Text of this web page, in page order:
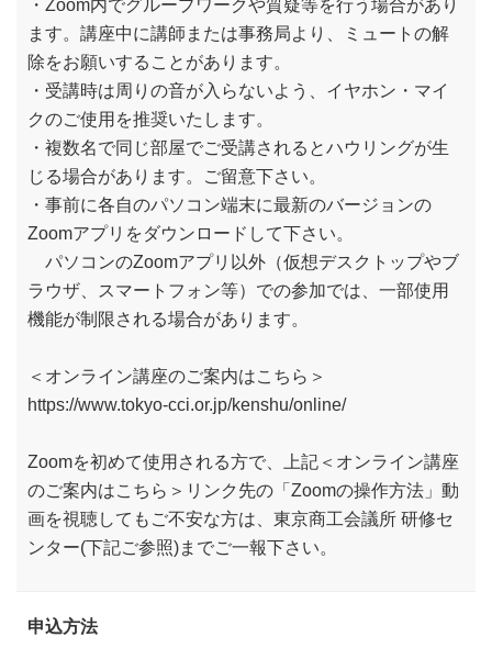
・Zoom内でグループワークや質疑等を行う場合があり
ます。講座中に講師または事務局より、ミュートの解
除をお願いすることがあります。
・受講時は周りの音が入らないよう、イヤホン・マイ
クのご使用を推奨いたします。
・複数名で同じ部屋でご受講されるとハウリングが生
じる場合があります。ご留意下さい。
・事前に各自のパソコン端末に最新のバージョンの
Zoomアプリをダウンロードして下さい。
パソコンのZoomアプリ以外（仮想デスクトップやブ
ラウザ、スマートフォン等）での参加では、一部使用
機能が制限される場合があります。
＜オンライン講座のご案内はこちら＞
https://www.tokyo-cci.or.jp/kenshu/online/
Zoomを初めて使用される方で、上記＜オンライン講座
のご案内はこちら＞リンク先の「Zoomの操作方法」動
画を視聴してもご不安な方は、東京商工会議所 研修セ
ンター(下記ご参照)までご一報下さい。
申込方法